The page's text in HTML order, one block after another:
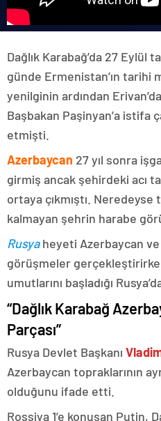
Dağlık Karabağ’da 27 Eylül
günde Ermenistan’ın tarihi
yenilginin ardından
Başbakan Paşinyan’a istifa
etmişti.
Azerbaycan 27 yıl sonra
girmiş ancak şehirdeki acı
ortaya çıkmıştı.
kalmayan şehrin harabe
Rusyaheyeti Azerbaycan ve
görüşmeler
umutlarını başladığı
“Dağlık Karabağ
Parçası”
Rusya Devlet Başkanı
Azerbaycan topraklarının
olduğunu ifade etti.
Rossiya 1’e konuşan Putin,